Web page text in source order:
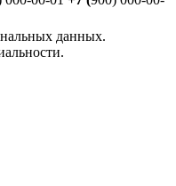
данных.